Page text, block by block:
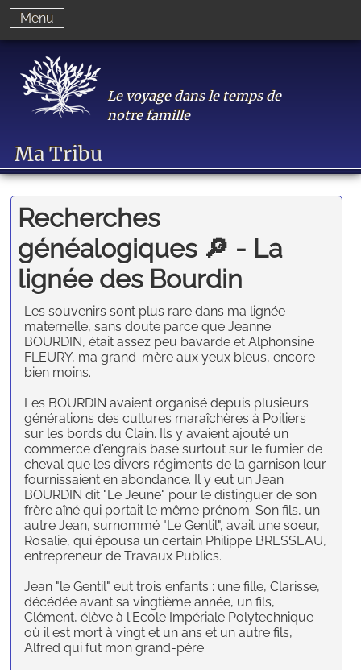
Ma Tribu
Le voyage dans le temps de
notre famille
Menu
Recherches
généalogiques 🔎 - La
lignée des Bourdin
Les souvenirs sont plus rare dans ma lignée
maternelle, sans doute parce que Jeanne
BOURDIN, était assez peu bavarde et Alphonsine
FLEURY, ma grand-mère aux yeux bleus, encore
bien moins.
Les BOURDIN avaient organisé depuis plusieurs
générations des cultures maraîchères à Poitiers
sur les bords du Clain. Ils y avaient ajouté un
commerce d'engrais basé surtout sur le fumier de
cheval que les divers régiments de la garnison leur
fournissaient en abondance. Il y eut un Jean
BOURDIN dit "Le Jeune" pour le distinguer de son
frère aîné qui portait le même prénom. Son fils, un
autre Jean, surnommé "Le Gentil", avait une soeur,
Rosalie, qui épousa un certain Philippe BRESSEAU,
entrepreneur de Travaux Publics.
Jean "le Gentil" eut trois enfants : une fille, Clarisse,
décédée avant sa vingtième année, un fils,
Clément, élève à l'Ecole Impériale Polytechnique
où il est mort à vingt et un ans et un autre fils,
Alfred qui fut mon grand-père.